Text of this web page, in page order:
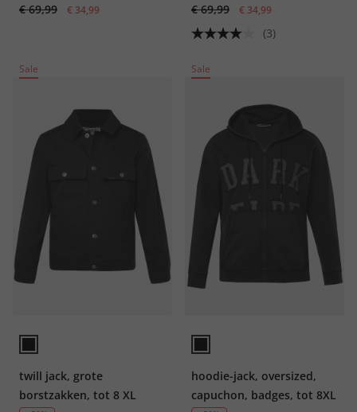
€ 69,99 € 34,99 € 69,99 € 34,99
(3)
Sale
twill jack, grote
borstzakken, tot 8 XL
Sale
hoodie-jack, oversized,
capuchon, badges, tot 8XL